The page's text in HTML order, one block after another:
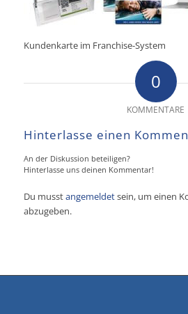
Kundenkarte im Franchise-System
0
KOMMENTARE
Hinterlasse einen
An der Diskussion beteiligen?
Hinterlasse uns deinen Kommentar!
Du musstangemeldetsein, um einen
abzugeben.